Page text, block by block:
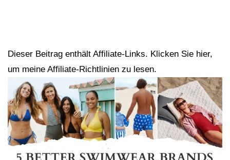
Dieser Beitrag enthält Affiliate-Links. Klicken Sie hier,
um meine Affiliate-Richtlinien zu lesen.